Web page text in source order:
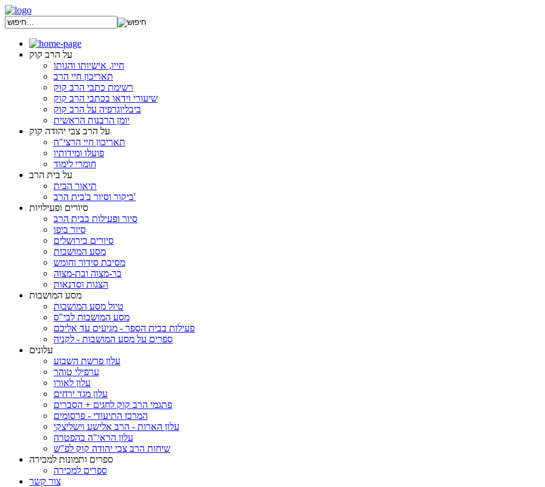
על הרב קוק
חייו, אישיותו והגותו
תאריכון חיי הרב
רשימת כתבי הרב קוק
שיעורי וידאו בכתבי הרב קוק
ביבליוגרפיה על הרב קוק
יומן הרבנות הראשית
על הרב צבי יהודה קוק
תאריכון חיי הרצי"ה
פועלו ומידותיו
חומרי לימוד
על בית הרב
תיאור הבית
ביקור וסיור ב'בית הרב'
סיורים ופעילויות
סיור ופעילות בבית הרב
סיור ביפו
סיורים בירושלים
מסע המושבות
מסיבת סידור וחומש
בר-מצוה ובת-מצוה
הצגות וסדנאות
מסע המושבות
טיול מסע המושבות
מסע המושבות לבי"ס
פעילות בבית הספר - מגיעים עד אליכם
ספרים על מסע המושבות - לקניה
עלונים
עלון פרשת השבוע
ערפילי טוהר
עלון לאורו
עלון מגד ירחים
פתגמי הרב קוק לחגים + הסברים
המרכז התיעודי - פרסומים
עלון הארות - הרב אלישע וישליצקי
עלון הראי"ה בהפטרה
שיחות הרב צבי יהודה קוק לפ"ש
ספרים ותמונות למכירה
ספרים למכירה
צור קשר